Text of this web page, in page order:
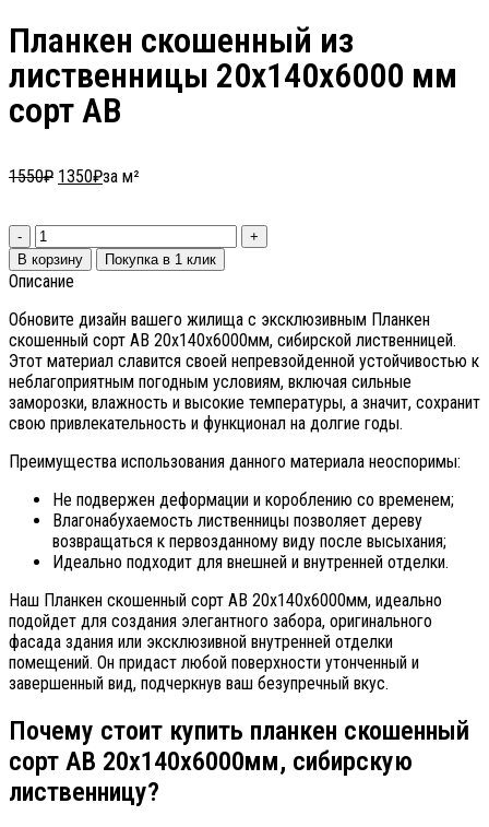
Планкен скошенный из
лиственницы 20х140х6000 мм
сорт АВ
1550₽ 1350₽за м²
В корзину Покупка в 1 клик
Описание
Обновите дизайн вашего жилища с эксклюзивным Планкен
скошенный сорт АВ 20х140х6000мм, сибирской лиственницей.
Этот материал славится своей непревзойденной устойчивостью к
неблагоприятным погодным условиям, включая сильные
заморозки, влажность и высокие температуры, а значит, сохранит
свою привлекательность и функционал на долгие годы.
Преимущества использования данного материала неоспоримы:
Не подвержен деформации и короблению со временем;
Влагонабухаемость лиственницы позволяет дереву
возвращаться к первозданному виду после высыхания;
Идеально подходит для внешней и внутренней отделки.
Наш Планкен скошенный сорт АВ 20х140х6000мм, идеально
подойдет для создания элегантного забора, оригинального
фасада здания или эксклюзивной внутренней отделки
помещений. Он придаст любой поверхности утонченный и
завершенный вид, подчеркнув ваш безупречный вкус.
Почему стоит купить планкен скошенный
сорт АВ 20х140х6000мм, сибирскую
лиственницу?